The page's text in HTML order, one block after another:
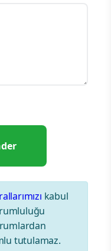
kabul
tutulamaz.